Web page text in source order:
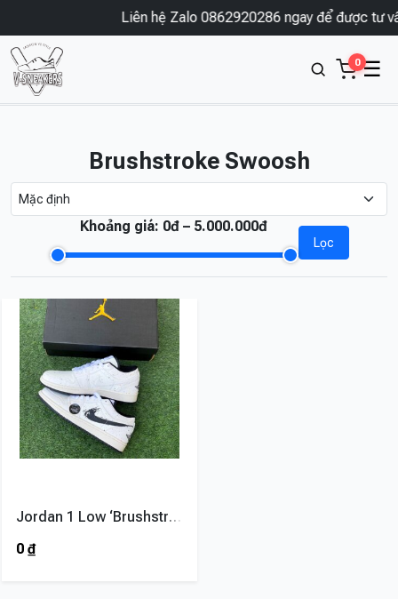
Liên hệ Zalo 0862920286 ngay để được tư
0 ☰
Brushstroke Swoosh
Khoảng giá: 0đ – 5.000.000đ
Lọc
Jordan 1 Low ‘Brushstroke Swoosh – Paint Splatter’
0 ₫